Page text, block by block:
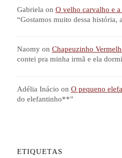
Gabriela on O velho carvalho e
“Gostamos muito dessa história,
Naomyon Chapeuzinho
contei pra minha irmã e ela
Adélia Inácio on O pequeno
do elefantinho**”
ETIQUETAS